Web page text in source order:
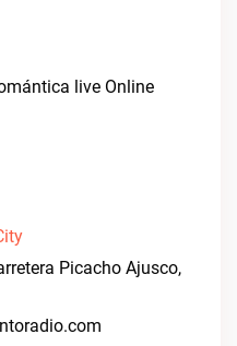
live Online
Picacho Ajusco,